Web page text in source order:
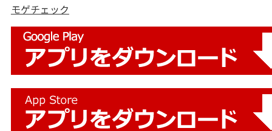
モゲチェック